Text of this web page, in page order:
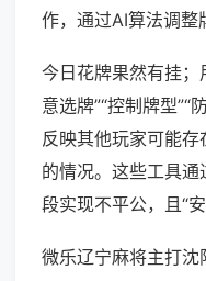
作，通过AI算法调整
今日花牌果然有挂；
意选牌”“控制牌型”“
反映其他玩家可能存
的情况。这些工具
段实现不平公，且“安
微乐辽宁麻将主打